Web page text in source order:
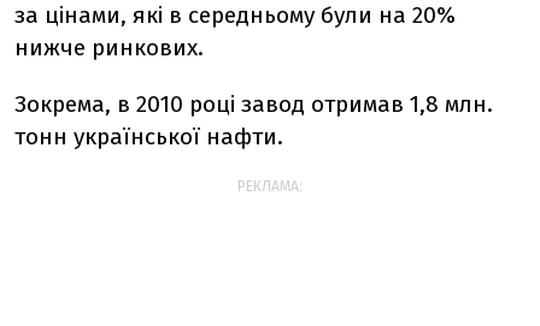
за цінами, які в середньому були на 20%
нижче ринкових.
Зокрема, в 2010 році завод отримав 1,8 млн.
тонн української нафти.
РЕКЛАМА: